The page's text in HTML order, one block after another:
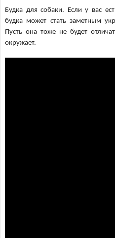
Будка для собаки. Если у вас
будка может стать заметным
Пусть она тоже не будет
окружает.